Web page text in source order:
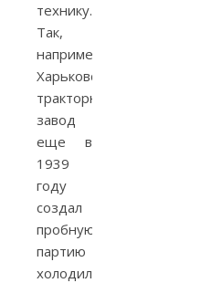
технику.
Так,
например,
Харьковский
тракторный
завод
еще в
1939
году
создал
пробную
партию
холодильников,